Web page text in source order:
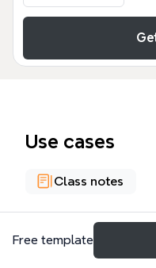
Use cases
Class notes
About
Free template